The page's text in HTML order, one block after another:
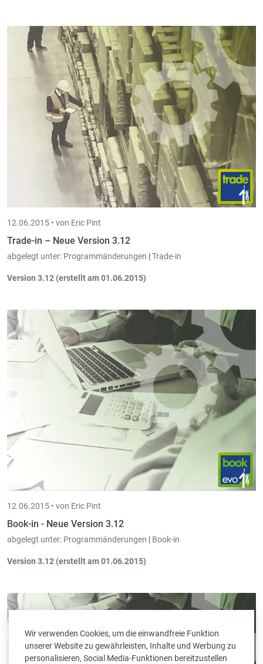
Wir verwenden Cookies, um die einwandfreie Funktion
unserer Website zu gewährleisten, Inhalte und Werbung zu
personalisieren, Social Media-Funktionen bereitzustellen
in4er Blöckenundalle Beträge in fettgedruckt.
Arbeitnehmer(Liste): Neue Kolonne "Code Beschäftigung"
hinzugefügt, die Bezeichnung wird in der Kolonne "Code
Beschäftigung (Bezeichnung)" angezeigt.
12.06.2015 • von Eric Pint
Trade-in – Neue Version 3.12
abgelegt unter: Programmänderungen |Trade-in
Version 3.12 (erstellt am 01.06.2015)
ermöglicht es bei derGewinnberechnung
alle Verpackungsartikel zu ignorieren.
In der
Auftragsliste und Bestelliste
wurde eine
Filtermöglichkeit auf den Dokumenttyphinzugefügt.
12.06.2015 • von Eric Pint
Book-in - Neue Version 3.12
abgelegt unter: Programmänderungen | Book-in
Version 3.12 (erstellt am 01.06.2015)
definiert werden. Beim Bereinigen werden dann nur
Bewegungen dieser verknüpften Journale angezeigt.
speichern/laden der manuell eingegebenen Werte.